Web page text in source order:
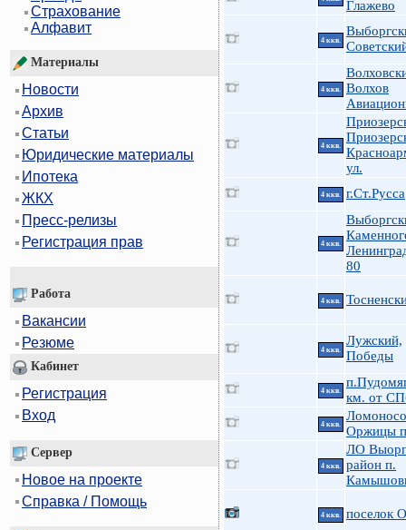
Страхование
Алфавит
Материалы
Новости
Архив
Статьи
Юридические материалы
Ипотека
ЖКХ
Пресс-релизы
Регистрация прав
Работа
Вакансии
Резюме
Кабинет
Регистрация
Вход
Сервер
Новое на проекте
Справка / Помощь
Глажево
4 ккв.
4 ккв.
Волхов
4 ккв.
ул.
4 ккв. г.Ст.Русса
4 ккв.
80
4 ккв.
4 ккв.
Лужский,
Победы
4 ккв.
км. от
4 ккв.
Оржицы
4 ккв.
ЛО
район п.
4 ккв. поселок